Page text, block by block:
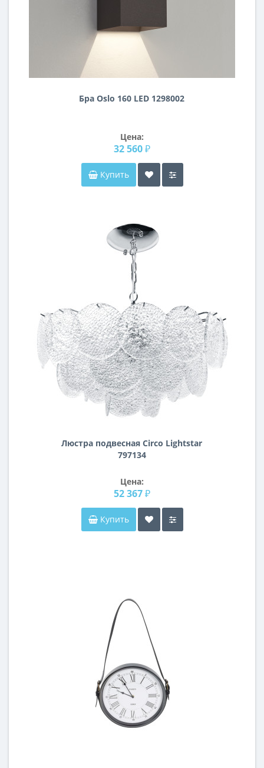
Бра Oslo 160 LED 1298002
Цена:
32 560 ₽
Купить
Люстра подвесная Circo Lightstar
797134
Цена:
52 367 ₽
Купить